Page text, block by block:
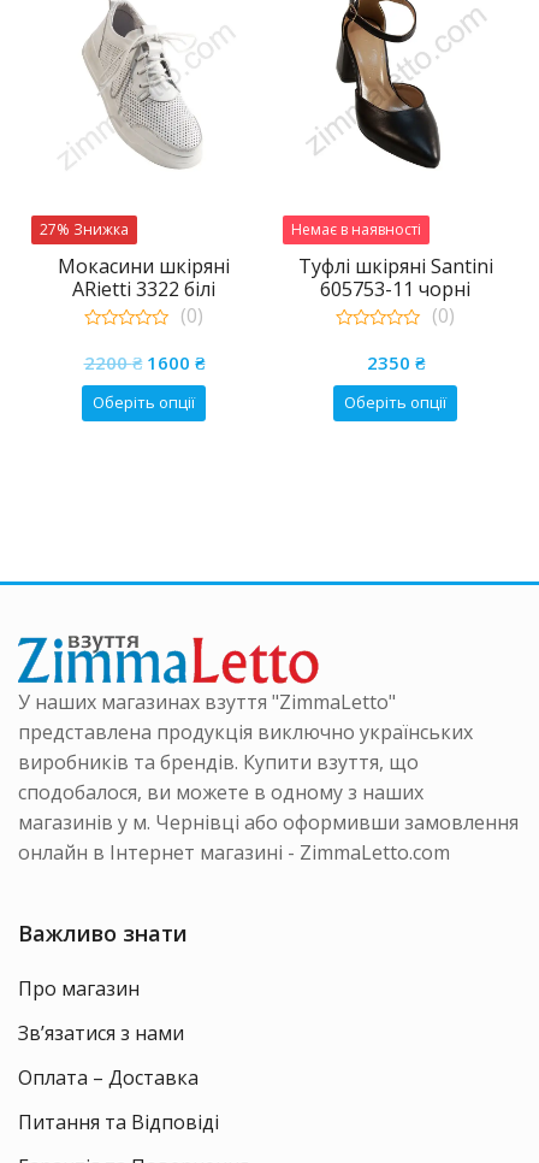
27% Знижка
Мокасини шкіряні
ARietti 3322 білі
out
of
5
(0)
2200₴ Оригінальна
ціна:
2200 ₴.
1600 ₴Поточна
ціна:
1600 ₴.
Оберіть опції
товар
можна
сторінці
товару
Немає в наявності
Туфлі шкіряні Santini
605753-11 чорні
5
(0)
2350 ₴
Оберіть опції
товар
можна
У наших магазинах взуття "ZimmaLetto"
представлена продукція виключно українських
виробників та брендів. Купити взуття, що
сподобалося, ви можете в одному з наших
магазинів у м. Чернівці або оформивши замовлення
онлайн в Інтернет магазині - ZimmaLetto.com
Важливо знати
Про магазин
Зв’язатися з нами
Оплата – Доставка
Питання та Відповіді